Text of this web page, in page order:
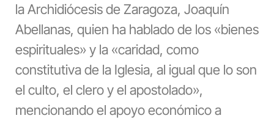
la Archidiócesis de Zaragoza, Joaquín
Abellanas, quien ha hablado de los «bienes
espirituales» y la «caridad, como
constitutiva de la Iglesia, al igual que lo son
el culto, el clero y el apostolado»,
mencionando el apoyo económico a